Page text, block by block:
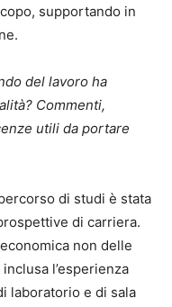
supportando in
del lavoro ha
Commenti,
utili da portare
di studi è stata
di carriera.
non delle
l’esperienza
laboratorio e di sala